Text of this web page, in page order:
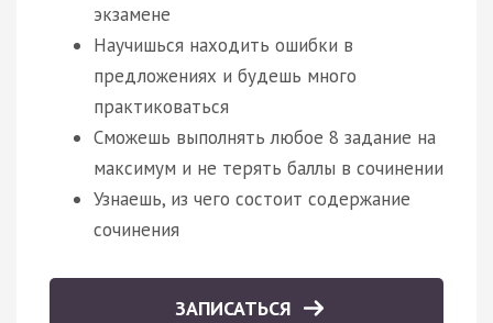
экзамене
Научишься находить ошибки в
предложениях и будешь много
практиковаться
Сможешь выполнять любое 8 задание на
максимум и не терять баллы в сочинении
Узнаешь, из чего состоит содержание
сочинения
ЗАПИСАТЬСЯ